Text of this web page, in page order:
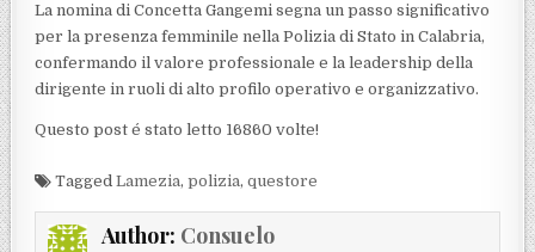
La nomina di Concetta Gangemi segna un passo significativo
per la presenza femminile nella Polizia di Stato in Calabria,
confermando il valore professionale e la leadership della
dirigente in ruoli di alto profilo operativo e organizzativo.
Questo post é stato letto 16860 volte!
TaggedLamezia,polizia,questore
Author: Consuelo